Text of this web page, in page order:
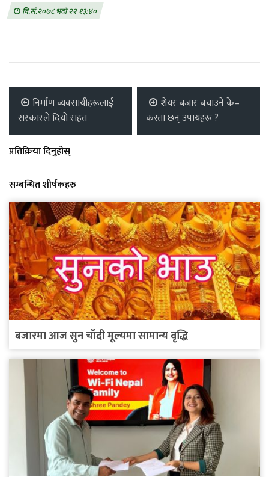
वि.सं.२०७८ भदौ २२ १३:४०
निर्माण व्यवसायीहरूलाई
सरकारले दियाे राहत
शेयर बजार बचाउने के–
कस्ता छन् उपायहरू ?
प्रतिक्रिया दिनुहोस्
सम्बन्धित शीर्षकहरु
बजारमा आज सुन चाँदी मूल्यमा सामान्य वृद्धि